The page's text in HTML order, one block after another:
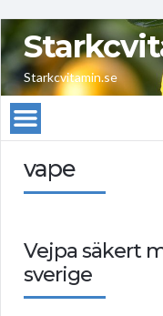
Starkcvitamin.se
vape
Vejpa säkert
sverige